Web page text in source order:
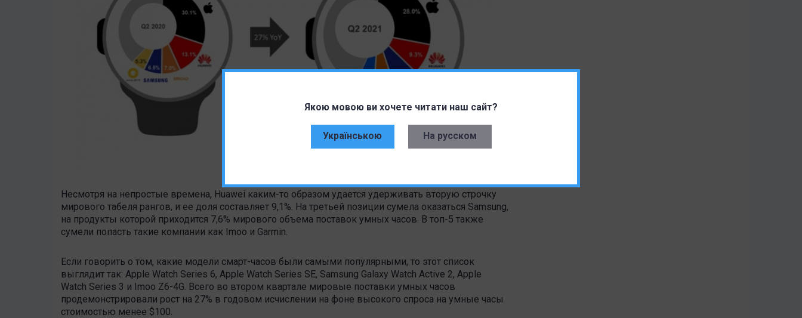
Якою мовою ви хочете читати наш сайт?
Українською На русском
Несмотря на непростые времена, Huawei каким-то образом удается удерживать вторую строчку
мирового табеля рангов, и ее доля составляет 9,1%. На третьей позиции сумела оказаться Samsung,
на продукты которой приходится 7,6% мирового объема поставок умных часов. В топ-5 также
сумели попасть такие компании как Imoo и Garmin.
Если говорить о том, какие модели смарт-часов были самыми популярными, то этот список
выглядит так: Apple Watch Series 6, Apple Watch Series SE, Samsung Galaxy Watch Active 2, Apple
Watch Series 3 и Imoo Z6-4G. Всего во втором квартале мировые поставки умных часов
продемонстрировали рост на 27% в годовом исчислении на фоне высокого спроса на умные часы
стоимостью менее $100.